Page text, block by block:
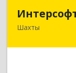
Шахты
346480,